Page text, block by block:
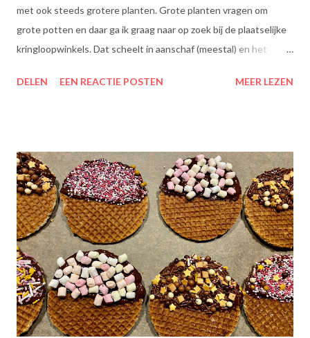
met ook steeds grotere planten. Grote planten vragen om
grote potten en daar ga ik graag naar op zoek bij de plaatselijke
kringloopwinkels. Dat scheelt in aanschaf (meestal) en het
voor onze planeet, nietwaar?
DELEN EEN REACTIE POSTEN MEER LEZEN